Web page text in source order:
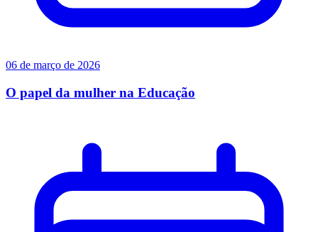
06 de março de 2026
O papel da mulher na Educação